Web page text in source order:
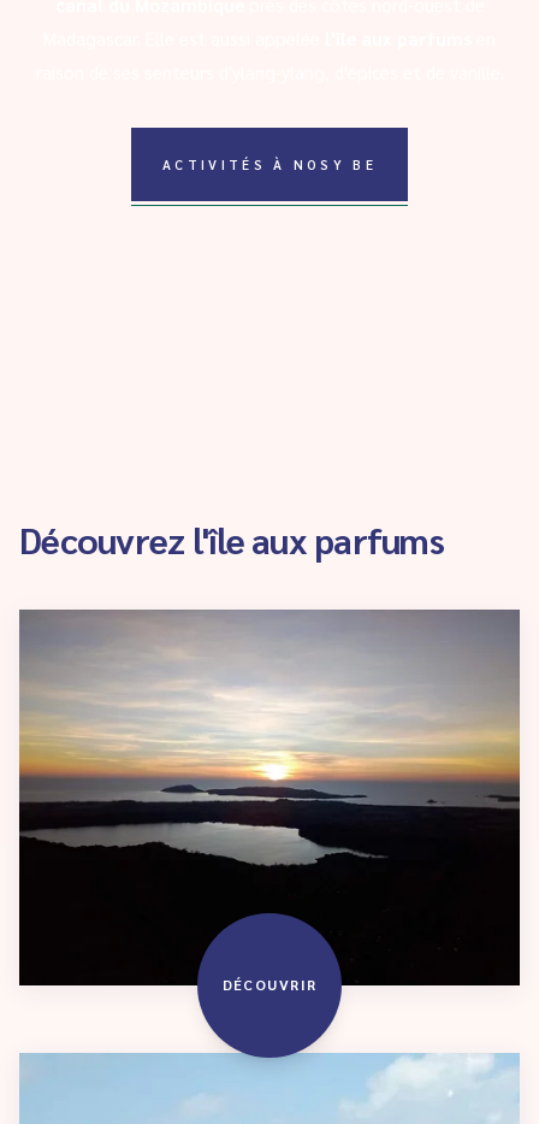
ACTIVITÉS À NOSY BE
Découvrez l'île aux parfums
DÉCOUVRIR